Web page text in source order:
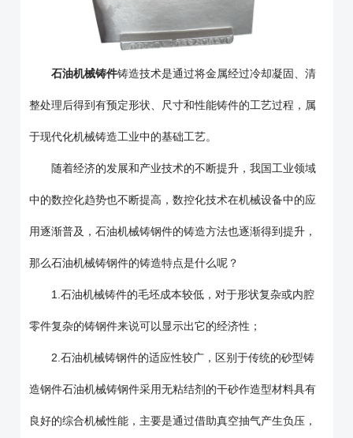
石油机械铸件铸造技术是通过将金属经过冷却凝固、清
整处理后得到有预定形状、尺寸和性能铸件的工艺过程，属
于现代化机械铸造工业中的基础工艺。
随着经济的发展和产业技术的不断提升，我国工业领域
中的数控化趋势也不断提高，数控化技术在机械设备中的应
用逐渐普及，石油机械铸钢件的铸造方法也逐渐得到提升，
那么石油机械铸钢件的铸造特点是什么呢？
1.石油机械铸件的毛坯成本较低，对于形状复杂或内腔
零件复杂的铸钢件来说可以显示出它的经济性；
2.石油机械铸钢件的适应性较广，区别于传统的砂型铸
造钢件石油机械铸钢件采用无粘结剂的干砂作造型材料具有
良好的综合机械性能，主要是通过借助真空抽气产生负压，